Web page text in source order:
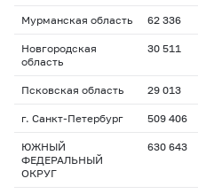
Мурманская область 62 336
Новгородская
область
30 511
Псковская область 29 013
г. Санкт-Петербург 509 406
ЮЖНЫЙ
ФЕДЕРАЛЬНЫЙ
ОКРУГ
630 643